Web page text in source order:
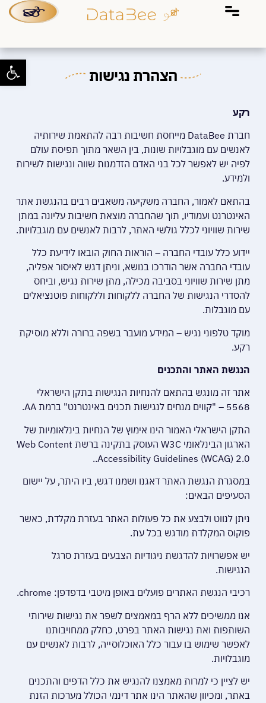
פתח
הצהרת נגישות
רקע
חברת DataBee מייחסת חשיבות רבה להתאמת שירותיה
לאנשים עם מוגבלויות שונות, בין השאר מתוך תפיסת עולם
לפיה יש לאפשר לכל בני האדם הזדמנות שווה ונגישות לשירות
ולמידע.
בהתאם לאמור, החברה משקיעה משאבים רבים בהנגשת אתר
האינטרנט ועמודיו, תוך שהחברה מוצאת חשיבות עליונה במתן
שירות שוויוני לכלל גולשי האתר, לרבות לאנשים עם מוגבלויות.
יידוע כלל עובדי החברה – הוראות החוק הובאו לידיעת כלל
עובדי החברה אשר הודרכו בנושא, וניתן דגש לאיסור אפליה,
מתן שירות שוויוני בסביבה מכילה, מתן שירות נגיש, וביחס
להסדרי הנגישות של החברה ללקוחות וללקוחות פוטנציאלים
עם מוגבלות.
מוקד טלפוני נגיש – המידע מועבר בשפה ברורה וללא מוסיקת
רקע.
הנגשת האתר והתכנים
אתר זה מונגש בהתאם להנחיות הנגישות בתקן הישראלי
5568 – "קווים מנחים לנגישות תכנים באינטרנט" ברמת AA.
התקן הישראלי האמור הינו אימוץ של הנחיות בינלאומיות של
הארגון הבינלאומי W3C העוסק בתקינה ברשת Web Content
Accessibility Guidelines (WCAG) 2.0..
במסגרת הנגשת האתר דאגנו ושמנו דגש, ביו היתר, על יישום
הסעיפים הבאים:
ניתן לנווט ולבצע את כל פעולות האתר בעזרת מקלדת, כאשר
פוקוס המקלדת מודגש בכל עת.
יש אפשרויות להדגשת ניגודיות הצבעים בעזרת סרגל
הנגישות.
רכיבי הנגשת האתרים פועלים באופן מיטבי בדפדפן: chrome.
אנו ממשיכים ללא הרף במאמצים לשפר את נגישות שירותי
השותפות ואת נגישות האתר בפרט, כחלק ממחויבותנו
לאפשר שימוש בו עבור כלל האוכלוסייה, לרבות לאנשים עם
מוגבלויות.
יש לציין כי למרות מאמצנו להנגיש את כלל הדפים והתכנים
באתר, ומכיוון שהאתר הינו אתר דינמי הכולל מערכות הזנת